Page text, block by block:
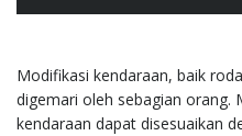
Modifikasi kendaraan, baik
digemari oleh sebagian orang.
kendaraan dapat disesuaikan